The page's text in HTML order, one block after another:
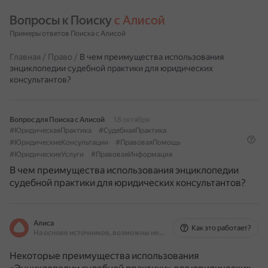
Вопросы к Поиску с Алисой
Примеры ответов Поиска с Алисой
Главная / Право / В чем преимущества использования
энциклопедии судебной практики для юридических
консультантов?
Вопрос для Поиска с Алисой
18 октября
#ЮридическаяПрактика
#СудебнаяПрактика
#ЮридическиеКонсультации
#ПравоваяПомощь
#ЮридическиеУслуги
#ПравоваяИнформация
В чем преимущества использования энциклопедии
судебной практики для юридических консультантов?
Алиса
На основе источников, возможны неточности
Как это работает?
Некоторые преимущества использования